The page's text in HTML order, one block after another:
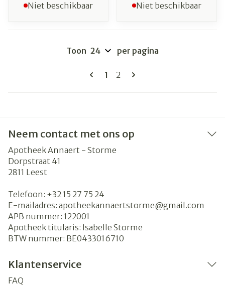
Niet beschikbaar Niet beschikbaar
Pagina's
U lees momenteel pagina
1 Pagina
2
Toon per pagina
Neem contact met ons op
Apotheek Annaert - Storme
Dorpstraat 41
2811 Leest
Telefoon: +32 15 27 75 24
E-mailadres: apotheekannaertstorme@gmail.com
APB nummer: 122001
Apotheek titularis: Isabelle Storme
BTW nummer: BE0433016710
Klantenservice
FAQ